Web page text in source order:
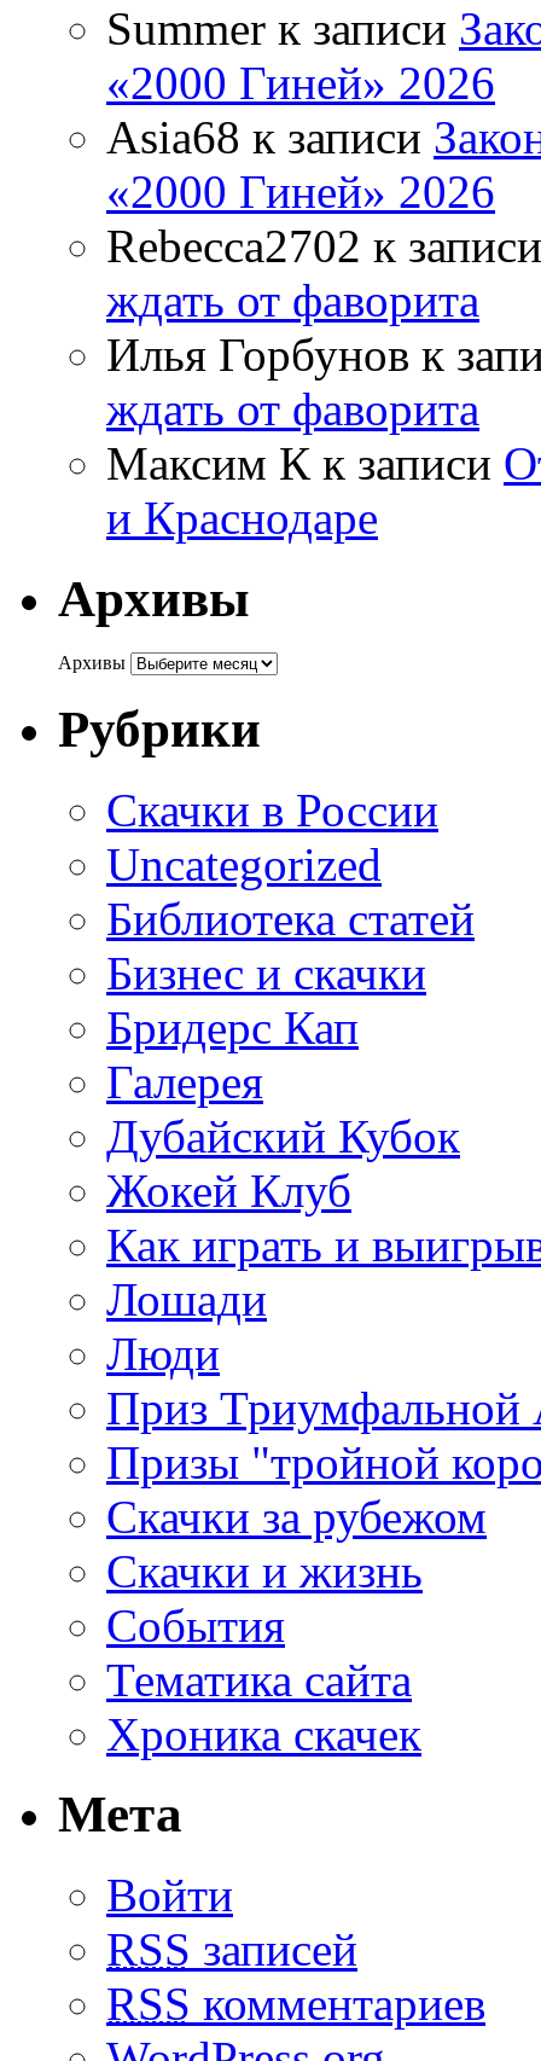
Summer к записи
«2000 Гиней» 2026
Asia68 к записи
«2000 Гиней» 2026
Rebecca2702 к
ждать от фаворита
Илья Горбунов к
ждать от фаворита
Максим К к записи
и Краснодаре
Архивы
Архивы
Рубрики
Cкачки в России
Uncategorized
Библиотека статей
Бизнес и скачки
Бридерс Кап
Галерея
Дубайский Кубок
Жокей Клуб
Как играть и
Лошади
Люди
Приз Триумфальной
Призы "тройной
Скачки за рубежом
Скачки и жизнь
События
Тематика сайта
Хроника скачек
Мета
Войти
RSS записей
RSS комментариев